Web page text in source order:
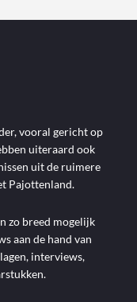
vooral gericht op
uiteraard ook
uit de ruimere
Pajottenland.
zo breed mogelijk
aan de hand van
interviews,